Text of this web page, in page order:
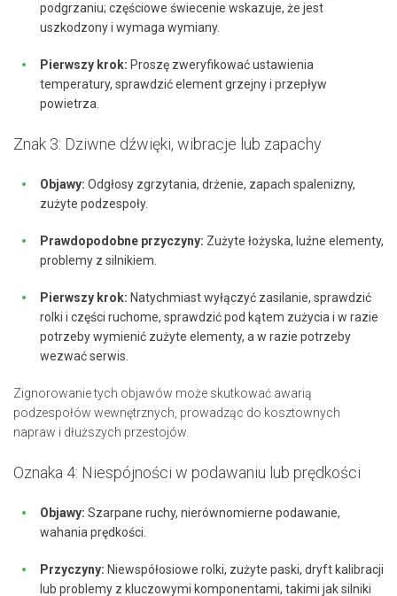
podgrzaniu; częściowe świecenie wskazuje, że jest
uszkodzony i wymaga wymiany.
Pierwszy krok: Proszę zweryfikować ustawienia
temperatury, sprawdzić element grzejny i przepływ
powietrza.
Znak 3: Dziwne dźwięki, wibracje lub zapachy
Objawy: Odgłosy zgrzytania, drżenie, zapach spalenizny,
zużyte podzespoły.
Prawdopodobne przyczyny: Zużyte łożyska, luźne elementy,
problemy z silnikiem.
Pierwszy krok: Natychmiast wyłączyć zasilanie, sprawdzić
rolki i części ruchome, sprawdzić pod kątem zużycia i w razie
potrzeby wymienić zużyte elementy, a w razie potrzeby
wezwać serwis.
Zignorowanie tych objawów może skutkować awarią
podzespołów wewnętrznych, prowadząc do kosztownych
napraw i dłuższych przestojów.
Oznaka 4: Niespójności w podawaniu lub prędkości
Objawy: Szarpane ruchy, nierównomierne podawanie,
wahania prędkości.
Przyczyny: Niewspółosiowe rolki, zużyte paski, dryft kalibracji
lub problemy z kluczowymi komponentami, takimi jak silniki